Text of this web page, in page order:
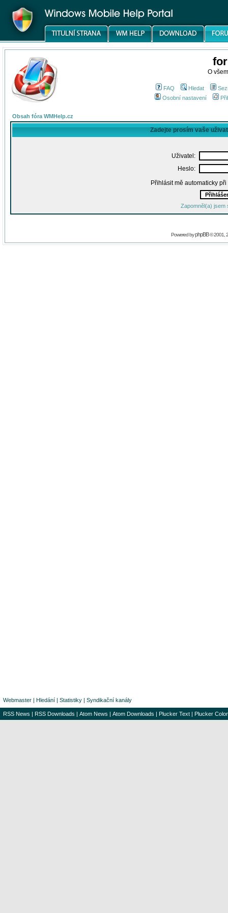
O
FAQ Hledat
Osobní nastavení
Obsah fóra WMHelp.cz
Zadejte prosím vaše
Uživatel:
Heslo:
Přihlásit mě automaticky
Zapomněl(a) jsem
Powered byphpBB© 2001,
Webmaster | Hledání | Statistiky | Syndikační kanály
RSS News | RSS Downloads | Atom News | Atom Downloads | Plucker Text | Plucker Color